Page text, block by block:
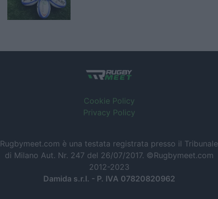
Cookie Policy
Privacy Policy
Rugbymeet.com è una testata registrata presso il Tribunale
di Milano Aut. Nr. 247 del 26/07/2017. ©Rugbymeet.com
2012-2023
Damida s.r.l. - P. IVA 07820820962